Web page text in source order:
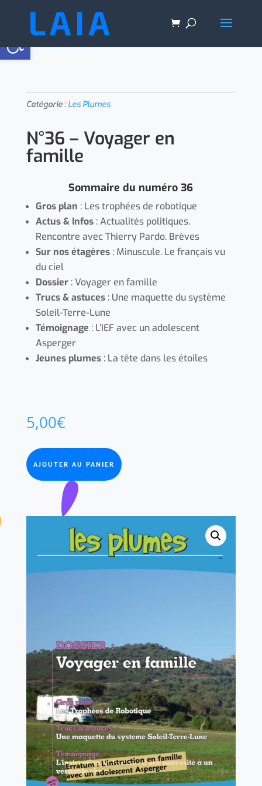
Ouvrir la barre d’outils
Catégorie :Les Plumes
N°36 – Voyager en
famille
Sommaire du numéro 36
Gros plan : Les trophées de robotique
Actus & Infos: Actualités politiques.
Rencontre avec Thierry Pardo. Brèves
Sur nos étagères: Minuscule. Le français vu
du ciel
Dossier: Voyager en famille
Trucs & astuces: Une maquette du système
Soleil-Terre-Lune
Témoignage : L’IEF avec un adolescent
Asperger
Jeunes plumes: La tête dans les étoiles
5,00€
AJOUTER AU PANIER